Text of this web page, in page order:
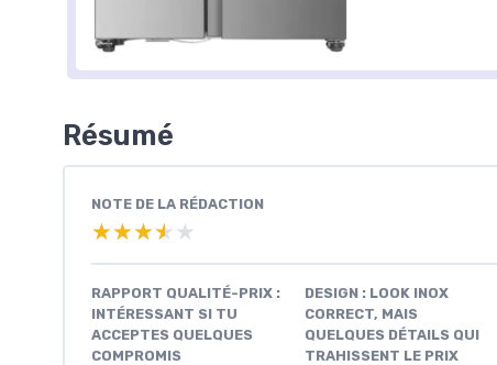
Résumé
NOTE DE LA RÉDACTION
★★★★★
★★★★★
RAPPORT QUALITÉ-PRIX :
INTÉRESSANT SI TU
ACCEPTES QUELQUES
COMPROMIS
DESIGN : LOOK INOX
CORRECT, MAIS
QUELQUES DÉTAILS QUI
TRAHISSENT LE PRIX